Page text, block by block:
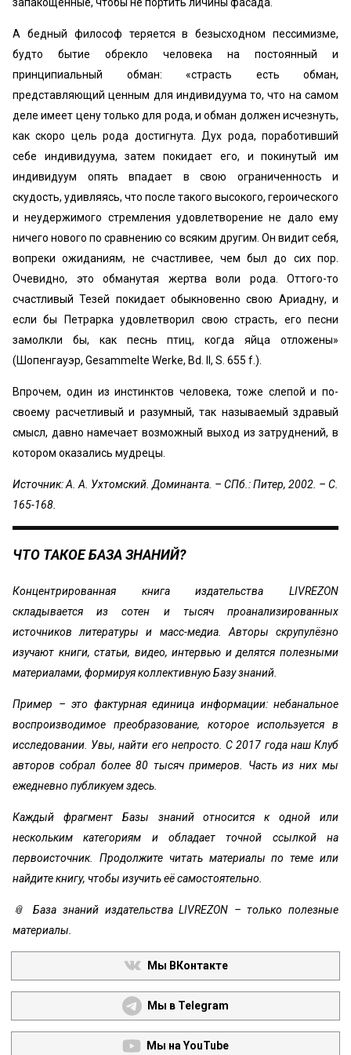
А бедный философ теряется в безысходном пессимизме,
будто бытие обрекло человека на постоянный и
принципиальный обман: «страсть есть обман,
представляющий ценным для индивидуума то, что на самом
деле имеет цену только для рода, и обман должен исчезнуть,
как скоро цель рода достигнута. Дух рода, поработивший
себе индивидуума, затем покидает его, и покинутый им
индивидуум опять впадает в свою ограниченность и
скудость, удивляясь, что после такого высокого, героического
и неудержимого стремления удовлетворение не дало ему
ничего нового по сравнению со всяким другим. Он видит себя,
вопреки ожиданиям, не счастливее, чем был до сих пор.
Очевидно, это обманутая жертва воли рода. Оттого-то
счастливый Тезей покидает обыкновенно свою Ариадну, и
если бы Петрарка удовлетворил свою страсть, его песни
замолкли бы, как песнь птиц, когда яйца отложены»
(Шопенгауэр, Gesammelte Werke, Bd. II, S. 655 f.).
Впрочем, один из инстинктов человека, тоже слепой и по-
своему расчетливый и разумный, так называемый здравый
смысл, давно намечает возможный выход из затруднений, в
котором оказались мудрецы.
Источник: А. А. Ухтомский. Доминанта. – СПб.: Питер, 2002. – С.
165-168.
ЧТО ТАКОЕ БАЗА ЗНАНИЙ?
Концентрированная книга издательства LIVREZON
складывается из сотен и тысяч проанализированных
источников литературы и масс-медиа. Авторы скрупулёзно
изучают книги, статьи, видео, интервью и делятся полезными
материалами, формируя коллективную Базу знаний.
Пример – это фактурная единица информации: небанальное
воспроизводимое преобразование, которое используется в
исследовании. Увы, найти его непросто. С 2017 года наш Клуб
авторов собрал более 80 тысяч примеров. Часть из них мы
ежедневно публикуем здесь.
Каждый фрагмент Базы знаний относится к одной или
нескольким категориям и обладает точной ссылкой на
первоисточник. Продолжите читать материалы по теме или
найдите книгу, чтобы изучить её самостоятельно.
📎 База знаний издательства LIVREZON – только полезные
материалы.
Мы ВКонтакте
Мы в Telegram
Мы на YouTube